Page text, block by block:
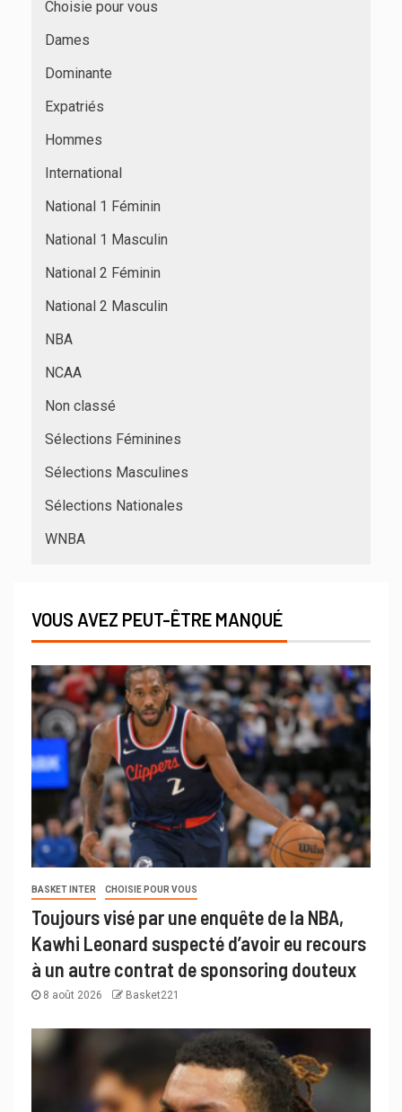
Choisie pour vous
Dames
Dominante
Expatriés
Hommes
International
National 1 Féminin
National 1 Masculin
National 2 Féminin
National 2 Masculin
NBA
NCAA
Non classé
Sélections Féminines
Sélections Masculines
Sélections Nationales
WNBA
VOUS AVEZ PEUT-ÊTRE MANQUÉ
BASKET INTER CHOISIE POUR VOUS
Toujours visé par une enquête de la NBA,
Kawhi Leonard suspecté d’avoir eu recours
à un autre contrat de sponsoring douteux
8 août 2026 Basket221